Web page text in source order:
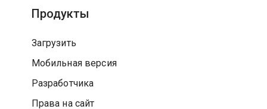
Продукты
Загрузить
Мобильная версия
Разработчика
Права на сайт